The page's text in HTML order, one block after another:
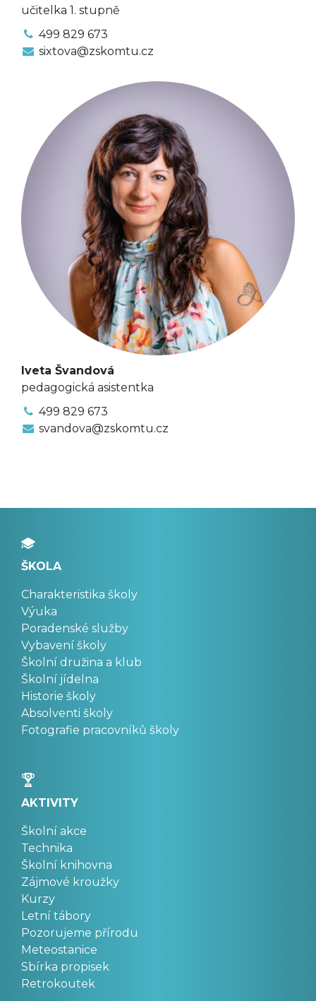
učitelka 1. stupně
499 829 673
sixtova@zskomtu.cz
Iveta Švandová
pedagogická asistentka
499 829 673
svandova@zskomtu.cz
ŠKOLA
Charakteristika školy
Výuka
Poradenské služby
Vybavení školy
Školní družina a klub
Školní jídelna
Historie školy
Absolventi školy
Fotografie pracovníků školy
AKTIVITY
Školní akce
Technika
Školní knihovna
Zájmové kroužky
Kurzy
Letní tábory
Pozorujeme přírodu
Meteostanice
Sbírka propisek
Retrokoutek